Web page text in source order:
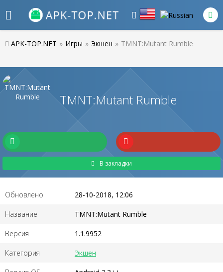
APK-TOP.NET » Игры » Экшен » TMNT:Mutant Rumble
TMNT:Mutant Rumble
В закладки
Обновлено 28-10-2018, 12:06
Название TMNT:Mutant Rumble
Версия 1.1.9952
Категория Экшен